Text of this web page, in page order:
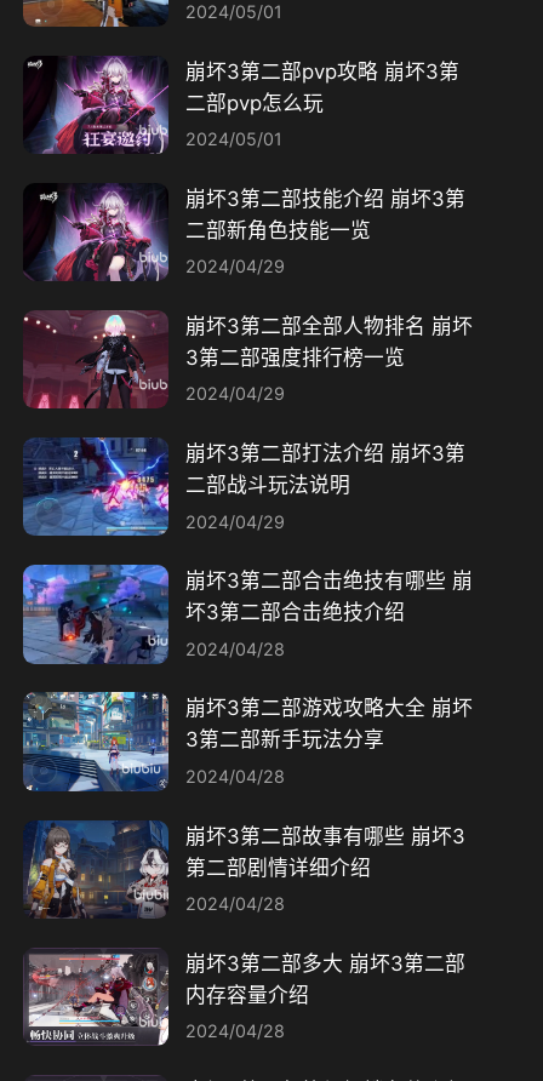
2024/05/01
崩坏3第二部pvp攻略 崩坏3第
二部pvp怎么玩
2024/05/01
崩坏3第二部技能介绍 崩坏3第
二部新角色技能一览
2024/04/29
崩坏3第二部全部人物排名 崩坏
3第二部强度排行榜一览
2024/04/29
崩坏3第二部打法介绍 崩坏3第
二部战斗玩法说明​
2024/04/29
崩坏3第二部合击绝技有哪些 崩
坏3第二部合击绝技介绍
2024/04/28
崩坏3第二部游戏攻略大全 崩坏
3第二部新手玩法分享
2024/04/28
崩坏3第二部故事有哪些 崩坏3
第二部剧情详细介绍
2024/04/28
崩坏3第二部多大 崩坏3第二部
内存容量介绍
2024/04/28